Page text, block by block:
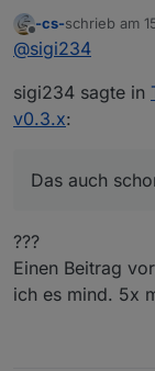
Das
Offline
-cs-schrieb am
zuletzt
@sigi234
sigi234 sagte in
v0.3.x:
Das auch
???
Einen Beitrag
ich es mind. 5x